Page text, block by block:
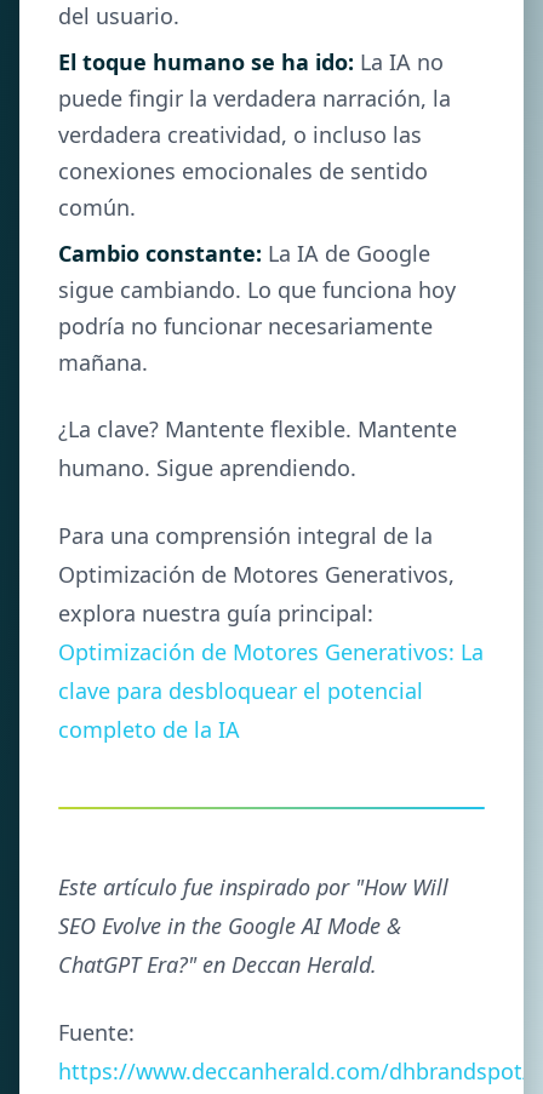
del usuario.
El toque humano se ha ido: La IA no
puede fingir la verdadera narración, la
verdadera creatividad, o incluso las
conexiones emocionales de sentido
común.
Cambio constante: La IA de Google
sigue cambiando. Lo que funciona hoy
podría no funcionar necesariamente
mañana.
¿La clave? Mantente flexible. Mantente
humano. Sigue aprendiendo.
Para una comprensión integral de la
Optimización de Motores Generativos,
explora nuestra guía principal:
Optimización de Motores Generativos: La
clave para desbloquear el potencial
completo de la IA
Este artículo fue inspirado por "How Will
SEO Evolve in the Google AI Mode &
ChatGPT Era?" en Deccan Herald.
Fuente:
https://www.deccanherald.com/dhbrandspot/